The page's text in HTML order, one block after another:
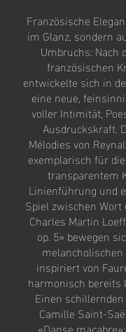
Französische
im Glanz, sondern
Umbruchs: Nach
französischen
entwickelte sich in
eine neue,
voller Intimität,
Ausdruckskraft.
Mélodies von
exemplarisch für
transparentem
Linienführung und
Spiel zwischen
Charles Martin
op. 5» bewegen
inspiriert von
harmonisch bereits
Einen
Camille Saint-